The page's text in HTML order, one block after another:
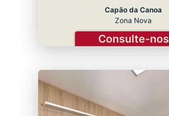
Capão da Canoa
Zona Nova
Consulte-nos